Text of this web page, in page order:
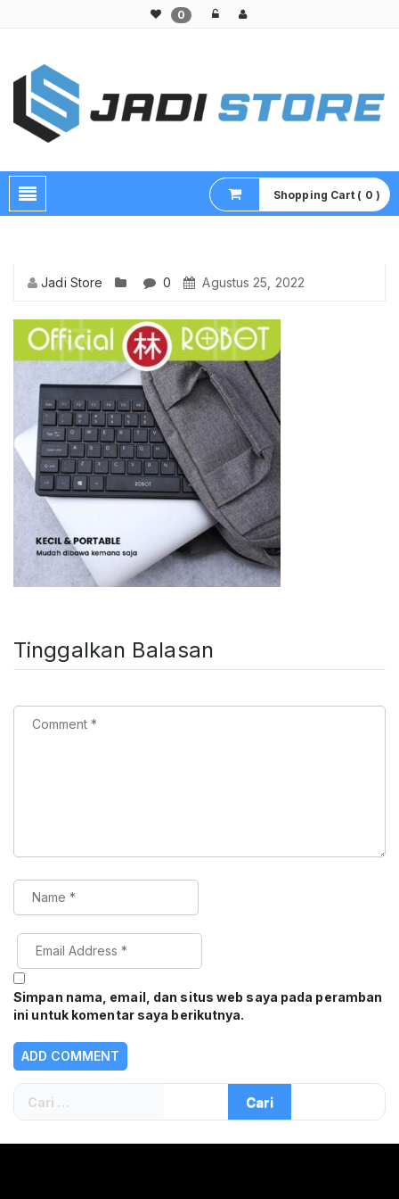
0
Shopping Cart ( 0 )
Jadi Store 0 Agustus 25, 2022
Tinggalkan Balasan
Simpan nama, email, dan situs web saya pada peramban
ini untuk komentar saya berikutnya.
Cari
untuk: